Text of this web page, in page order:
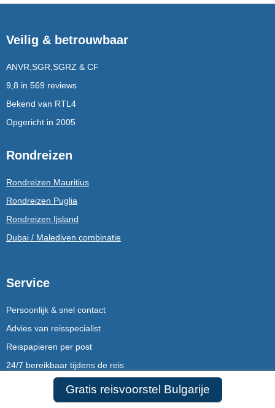
Gratis reisvoorstel Bulgarije
Veilig & betrouwbaar
ANVR,SGR,SGRZ & CF
9,8 in 569 reviews
Bekend van RTL4
Opgericht in 2005
Rondreizen
Rondreizen Mauritius
Rondreizen Puglia
Rondreizen Ijsland
Dubai / Malediven combinatie
Service
Persoonlijk & snel contact
Advies van reisspecialist
Reispapieren per post
24/7 bereikbaar tijdens de reis